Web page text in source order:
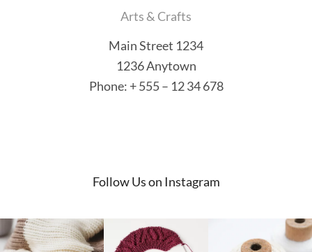
Arts & Crafts
Main Street 1234
1236 Anytown
Phone: + 555 – 12 34 678
Follow Us on Instagram